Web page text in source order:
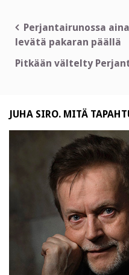
Artikkelien
selaus
Perjantairunossa
levätä pakaran päällä
Pitkään vältelty
JUHA SIRO. MITÄ